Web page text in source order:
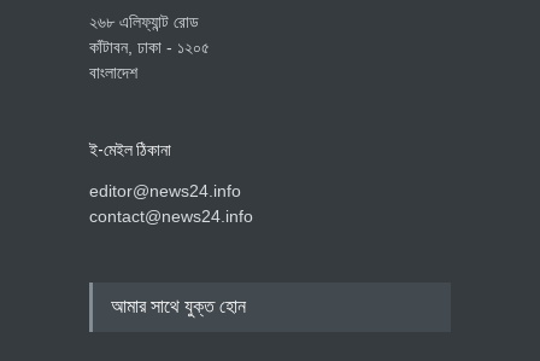
২৬৮ এলিফ্যান্ট রোড
কাঁটাবন, ঢাকা - ১২০৫
বাংলাদেশ
ই-মেইল ঠিকানা
editor@news24.info
contact@news24.info
আমার সাথে যুক্ত হোন